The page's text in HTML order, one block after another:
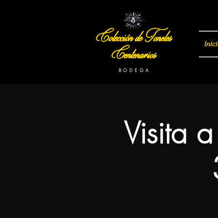
Visita
Colección de Toneles
Centenarios
B O D E G A